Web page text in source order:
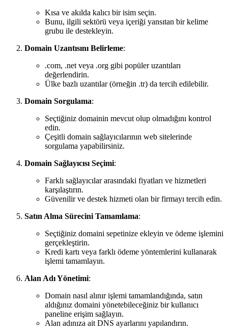
Kısa ve akılda kalıcı bir isim seçin.
Bunu, ilgili sektörü veya içeriği yansıtan bir kelime
grubu ile destekleyin.
Domain Uzantısını Belirleme:
.com, .net veya .org gibi popüler uzantıları
değerlendirin.
Ülke bazlı uzantılar (örneğin .tr) da tercih edilebilir.
Domain Sorgulama:
Seçtiğiniz domainin mevcut olup olmadığını kontrol
edin.
Çeşitli domain sağlayıcılarının web sitelerinde
sorgulama yapabilirsiniz.
Domain Sağlayıcısı Seçimi:
Farklı sağlayıcılar arasındaki fiyatları ve hizmetleri
karşılaştırın.
Güvenilir ve destek hizmeti olan bir firmayı tercih edin.
Satın Alma Sürecini Tamamlama:
Seçtiğiniz domaini sepetinize ekleyin ve ödeme işlemini
gerçekleştirin.
Kredi kartı veya farklı ödeme yöntemlerini kullanarak
işlemi tamamlayın.
Alan Adı Yönetimi:
Domain nasıl alınır işlemi tamamlandığında, satın
aldığınız domaini yönetebileceğiniz bir kullanıcı
paneline erişim sağlayın.
Alan adınıza ait DNS ayarlarını yapılandırın.